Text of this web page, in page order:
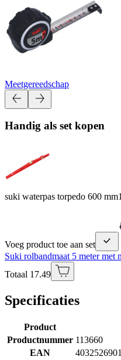
Meetgereedschap
Handig als set kopen
suki waterpas torpedo 600 mm
Voeg product toe aan set
Suki rolbandmaat 5 meter met
Totaal 17.49
Specificaties
Product
Productnummer 113660
EAN